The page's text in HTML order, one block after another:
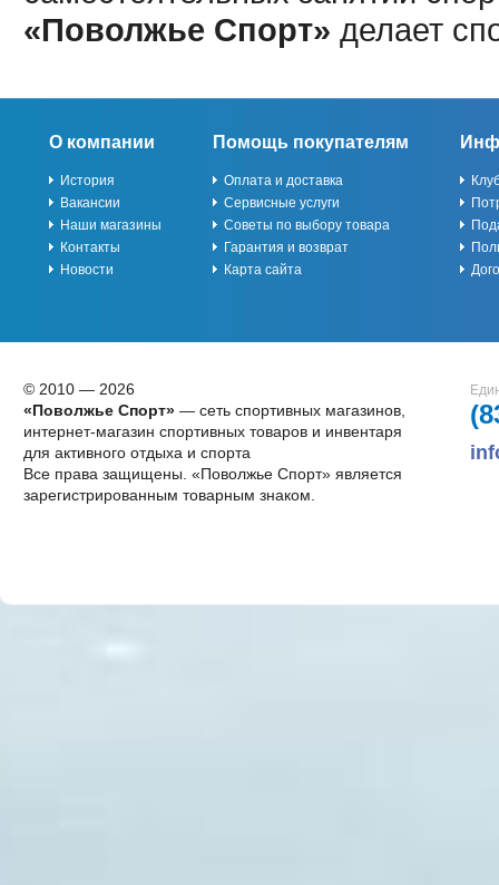
«Поволжье Спорт» делает
О компании
История
Вакансии
Наши магазины
Контакты
Новости
Помощь покупателям
Оплата и доставка
Сервисные услуги
Советы по выбору товара
Гарантия и возврат
Карта сайта
© 2010 — 2026
«Поволжье Спорт»— сеть спортивных магазинов,
интернет-магазин спортивных товаров и инвентаря
для активного отдыха и спорта
Все права защищены. «Поволжье Спорт» является
зарегистрированным товарным знаком.